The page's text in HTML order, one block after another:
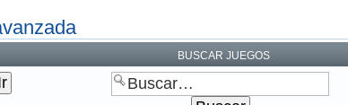
BUSCAR JUEGOS